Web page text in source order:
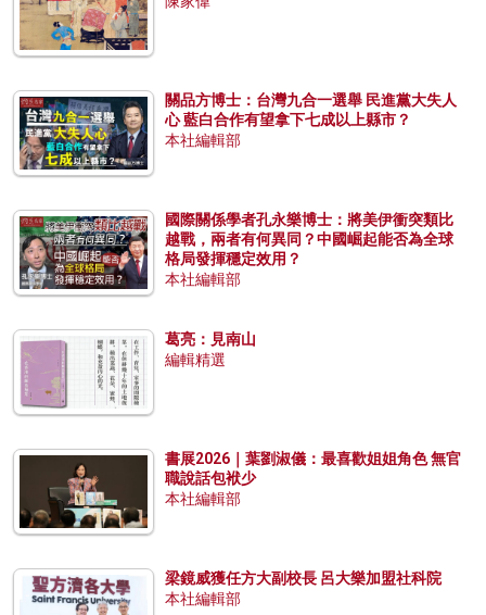
關品方博士：台灣九合一選舉 民進黨大失人
心 藍白合作有望拿下七成以上縣市？
本社編輯部
國際關係學者孔永樂博士：將美伊衝突類比
越戰，兩者有何異同？中國崛起能否為全球
格局發揮穩定效用？
本社編輯部
葛亮：見南山
編輯精選
書展2026｜葉劉淑儀：最喜歡姐姐角色 無官
職說話包袱少
本社編輯部
梁鏡威獲任方大副校長 呂大樂加盟社科院
本社編輯部